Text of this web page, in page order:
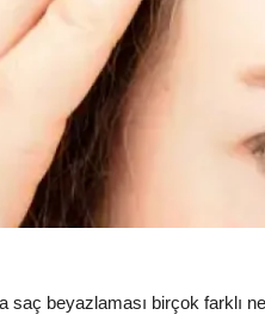
saç beyazlaması birçok farklı